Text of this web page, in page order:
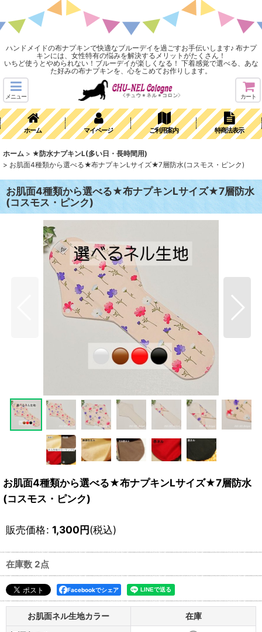
ハンドメイドの布ナプキンで快適なブルーデイを過ごすお手伝いします♪ 布ナプ
キンには、女性特有の悩みを解決するメリットがたくさん！
いちど使うとやめられない！ブルーデイが楽しくなる！ 下着感覚で選べる、あな
た好みの布ナプキンを、心をこめてお作りします。
メニュー カート
ホーム マイページ ご利用案内 特商法表示
ホーム > ★防水ナプキンL(多い日・長時間用)
> お肌面4種類から選べる★布ナプキンLサイズ★7層防水(コスモス・ピンク)
お肌面4種類から選べる★布ナプキンLサイズ★7層防水
(コスモス・ピンク)
お肌面4種類から選べる★布ナプキンLサイズ★7層防水
(コスモス・ピンク)
販売価格: 1,300円(税込)
在庫数 2点
Facebookでシェア
お肌面ネル生地カラー
在庫